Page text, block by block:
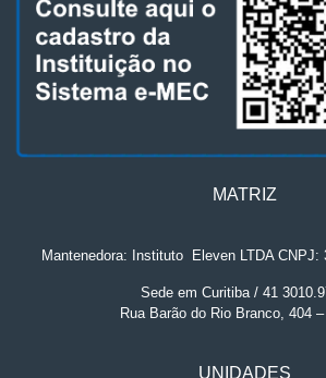
MATRIZ
Mantenedora: Instituto. Eleven LTDA CNPJ:
Sede em Curitiba / 41
Rua Barão do Rio Branco, 404
UNIDADES